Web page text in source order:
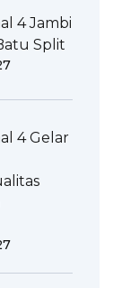
4 Jambi
Split
4 Gelar